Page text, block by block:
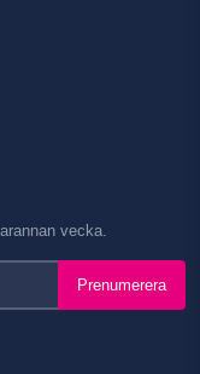
vecka.
Prenumerera